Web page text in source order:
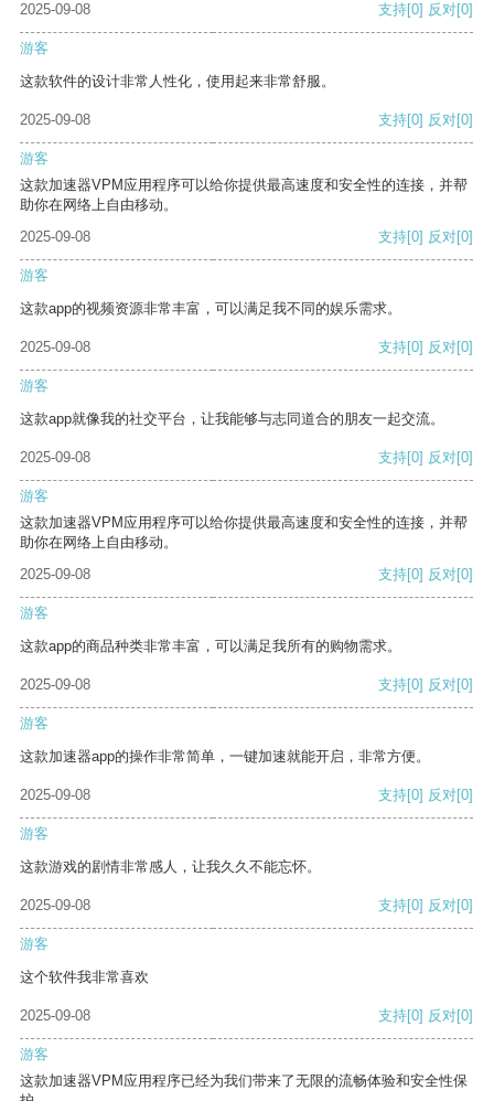
2025-09-08
支持[0] 反对[0]
游客
这款软件的设计非常人性化，使用起来非常舒服。
2025-09-08 支持[0] 反对[0]
游客
这款加速器VPM应用程序可以给你提供最高速度和安全性的连接，并帮
助你在网络上自由移动。
2025-09-08
支持[0] 反对[0]
游客
这款app的视频资源非常丰富，可以满足我不同的娱乐需求。
2025-09-08 支持[0] 反对[0]
游客
这款app就像我的社交平台，让我能够与志同道合的朋友一起交流。
2025-09-08 支持[0] 反对[0]
游客
这款加速器VPM应用程序可以给你提供最高速度和安全性的连接，并帮
助你在网络上自由移动。
2025-09-08
支持[0] 反对[0]
游客
这款app的商品种类非常丰富，可以满足我所有的购物需求。
2025-09-08 支持[0] 反对[0]
游客
这款加速器app的操作非常简单，一键加速就能开启，非常方便。
2025-09-08 支持[0] 反对[0]
游客
这款游戏的剧情非常感人，让我久久不能忘怀。
2025-09-08 支持[0] 反对[0]
游客
这个软件我非常喜欢
2025-09-08 支持[0] 反对[0]
游客
这款加速器VPM应用程序已经为我们带来了无限的流畅体验和安全性保